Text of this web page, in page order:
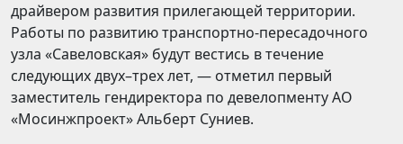
драйвером развития прилегающей территории.
Работы по развитию транспортно-пересадочного
узла «Савеловская» будут вестись в течение
следующих двух–трех лет, — отметил первый
заместитель гендиректора по девелопменту АО
«Мосинжпроект» Альберт Суниев.